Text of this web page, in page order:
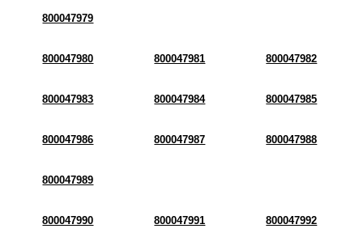
800047979
800047980 800047981 800047982
800047983 800047984 800047985
800047986 800047987 800047988
800047989
800047990 800047991 800047992